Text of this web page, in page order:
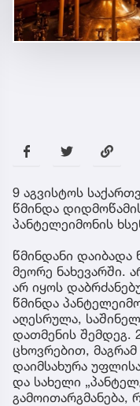
9 აგვისტოს
წმინდა
პანტელეიმონის
წმინდანი დაიბადა
მეორე ნახევარში.
არ იყოს
წმინდა
აღესრულა,
დათმენის შემდეგ.
ცხოვრებით,
დაიმსახურა
და სახელი